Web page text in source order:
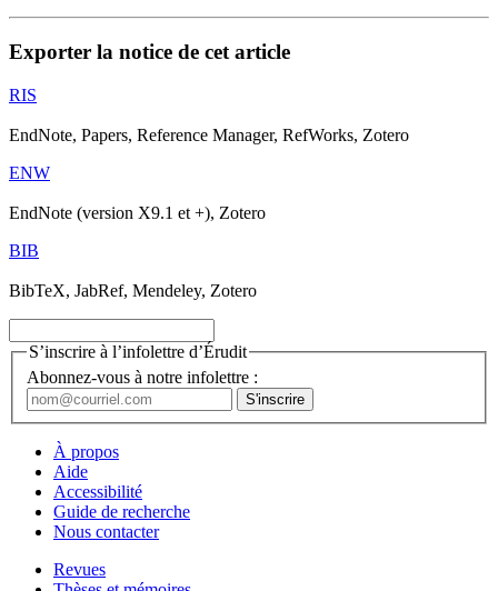
Exporter la notice de cet article
RIS
EndNote, Papers, Reference Manager, RefWorks, Zotero
ENW
EndNote (version X9.1 et +), Zotero
BIB
BibTeX, JabRef, Mendeley, Zotero
S’inscrire à l’infolettre d’Érudit
Abonnez-vous à notre infolettre :
À propos
Aide
Accessibilité
Guide de recherche
Nous contacter
Revues